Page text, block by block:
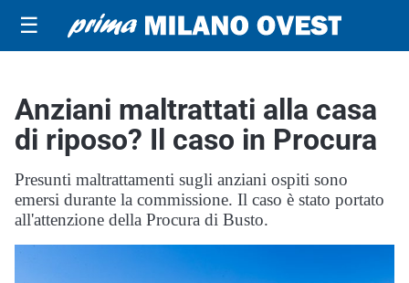
☰
Anziani maltrattati alla casa
di riposo? Il caso in Procura
Presunti maltrattamenti sugli anziani ospiti sono
emersi durante la commissione. Il caso è stato portato
all'attenzione della Procura di Busto.